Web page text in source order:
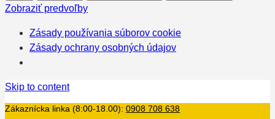
Zobraziť predvoľby
Zásady používania súborov cookie
Zásady ochrany osobných údajov
Skip to content
Zákaznícka linka (8:00-18.00): 0908 708 638